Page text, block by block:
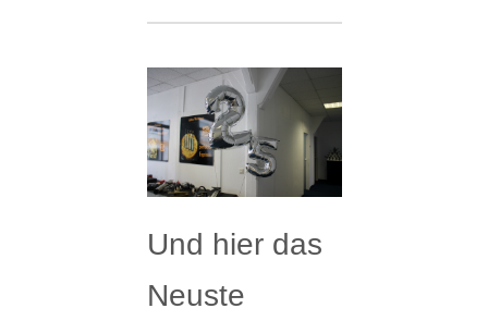
Und hier das
Neuste